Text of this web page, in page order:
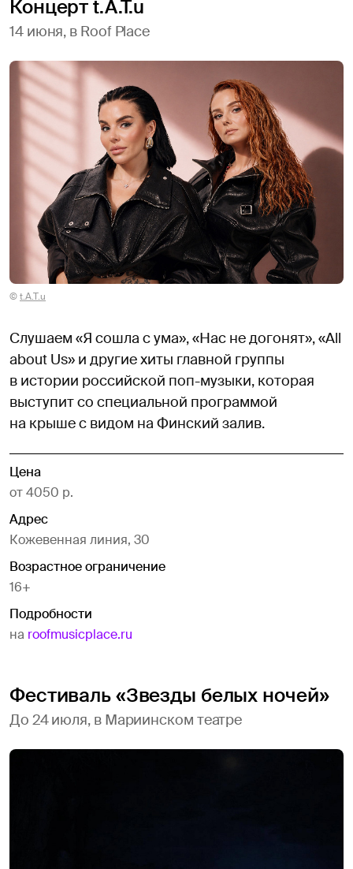
Концерт t.A.T.u
14 июня, в Roof Place
©t.A.T.u
Слушаем «Я сошла с ума», «Нас не догонят», «All
about Us» и другие хиты главной группы
в истории российской поп-музыки, которая
выступит со специальной программой
на крыше с видом на Финский залив.
Цена
от 4050 р.
Адрес
Кожевенная линия, 30
Возрастное ограничение
16+
Подробности
на roofmusicplace.ru
Фестиваль «Звезды белых ночей»
До 24 июля, в Мариинском театре